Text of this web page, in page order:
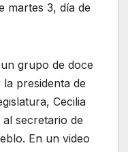
martes 3, día de
grupo de doce
presidenta de
Cecilia
secretario de
En un video